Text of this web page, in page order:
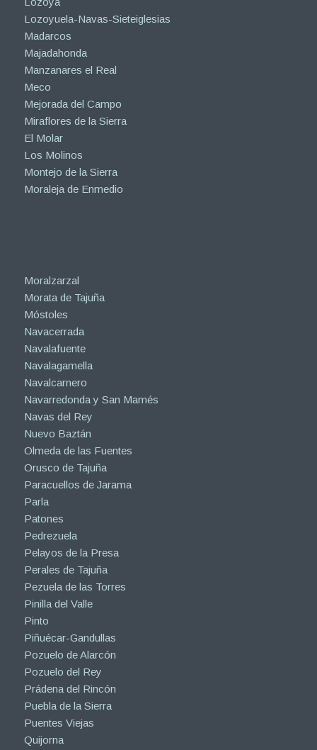
Lozoyuela-Navas-Sieteiglesias
Madarcos
Majadahonda
Manzanares el Real
Meco
Mejorada del Campo
Miraflores de la Sierra
El Molar
Los Molinos
Montejo de la Sierra
Moraleja de Enmedio
Moralzarzal
Morata de Tajuña
Móstoles
Navacerrada
Navalafuente
Navalagamella
Navalcarnero
Navarredonda y San Mamés
Navas del Rey
Nuevo Baztán
Olmeda de las Fuentes
Orusco de Tajuña
Paracuellos de Jarama
Parla
Patones
Pedrezuela
Pelayos de la Presa
Perales de Tajuña
Pezuela de las Torres
Pinilla del Valle
Pinto
Piñuécar-Gandullas
Pozuelo de Alarcón
Pozuelo del Rey
Prádena del Rincón
Puebla de la Sierra
Puentes Viejas
Quijorna